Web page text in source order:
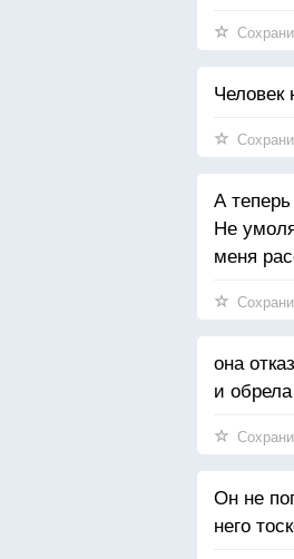
Человек
А
Не
меня
она
и
Он не
него